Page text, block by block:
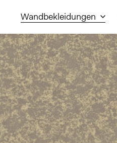
Wandbekleidungen